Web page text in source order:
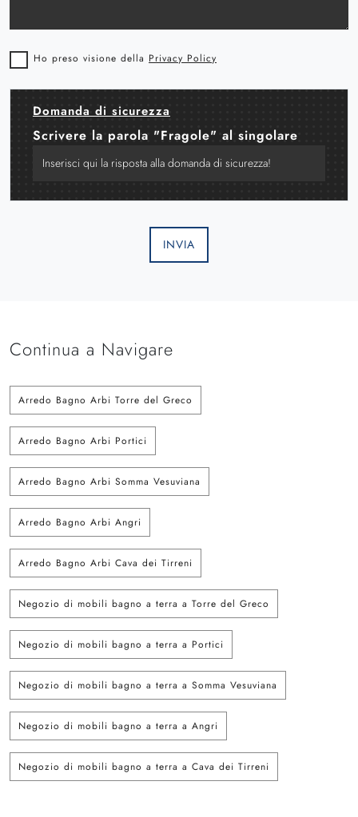
Ho preso visione della Privacy Policy
Domanda di sicurezza
Scrivere la parola "Fragole" al singolare
INVIA
Continua a Navigare
Arredo Bagno Arbi Torre del Greco
Arredo Bagno Arbi Portici
Arredo Bagno Arbi Somma Vesuviana
Arredo Bagno Arbi Angri
Arredo Bagno Arbi Cava dei Tirreni
Negozio di mobili bagno a terra a Torre del Greco
Negozio di mobili bagno a terra a Portici
Negozio di mobili bagno a terra a Somma Vesuviana
Negozio di mobili bagno a terra a Angri
Negozio di mobili bagno a terra a Cava dei Tirreni